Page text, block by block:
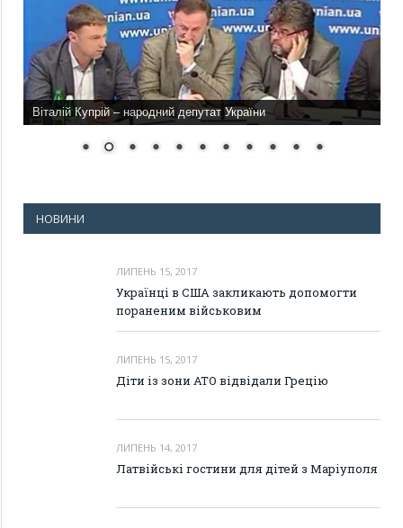
Віталій Купрій – народний депутат України
НОВИНИ
ЛИПЕНЬ 15, 2017
Українці в США закликають допомогти
пораненим військовим
ЛИПЕНЬ 15, 2017
Діти із зони АТО відвідали Грецію
ЛИПЕНЬ 14, 2017
Латвійські гостини для дітей з Маріуполя